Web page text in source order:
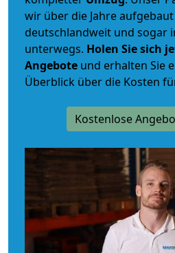
wir über die Jahre
deutschlandweit und sogar
unterwegs. Holen Sie sich
Angebote und erhalten Sie
Überblick über die Kosten
Kostenlose